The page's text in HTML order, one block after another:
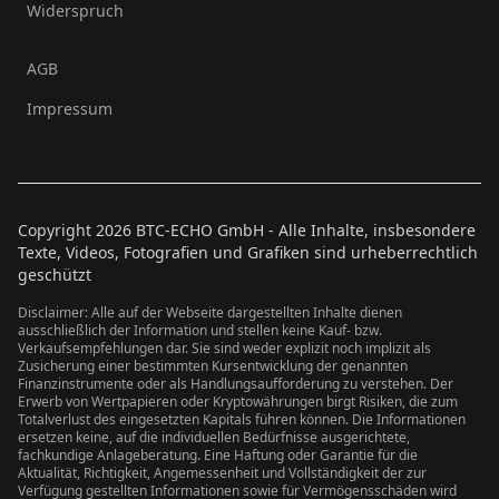
Widerspruch
AGB
Impressum
Copyright 2026 BTC-ECHO GmbH - Alle Inhalte, insbesondere
Texte, Videos, Fotografien und Grafiken sind urheberrechtlich
geschützt
Disclaimer: Alle auf der Webseite dargestellten Inhalte dienen
ausschließlich der Information und stellen keine Kauf- bzw.
Verkaufsempfehlungen dar. Sie sind weder explizit noch implizit als
Zusicherung einer bestimmten Kursentwicklung der genannten
Finanzinstrumente oder als Handlungsaufforderung zu verstehen. Der
Erwerb von Wertpapieren oder Kryptowährungen birgt Risiken, die zum
Totalverlust des eingesetzten Kapitals führen können. Die Informationen
ersetzen keine, auf die individuellen Bedürfnisse ausgerichtete,
fachkundige Anlageberatung. Eine Haftung oder Garantie für die
Aktualität, Richtigkeit, Angemessenheit und Vollständigkeit der zur
Verfügung gestellten Informationen sowie für Vermögensschäden wird